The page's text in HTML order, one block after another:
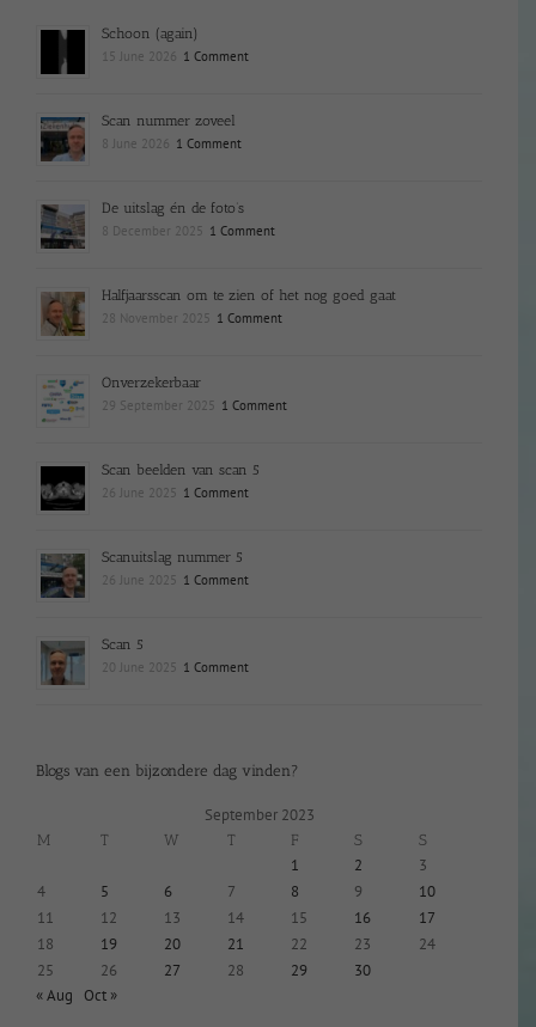
Schoon (again)
15 June 2026 1 Comment
Scan nummer zoveel
8 June 2026 1 Comment
De uitslag én de foto’s
8 December 2025 1 Comment
Halfjaarsscan om te zien of het nog goed gaat
28 November 2025 1 Comment
Onverzekerbaar
29 September 2025 1 Comment
Scan beelden van scan 5
26 June 2025 1 Comment
Scanuitslag nummer 5
26 June 2025 1 Comment
Scan 5
20 June 2025 1 Comment
Blogs van een bijzondere dag vinden?
September 2023
M T W T F S S
1 2
3
4
5 6 7 8 9
10
11
12 13 14 15 16
17
18
19 20 21 22 23
24
25
26 27 28 29
30
« Aug
Oct »